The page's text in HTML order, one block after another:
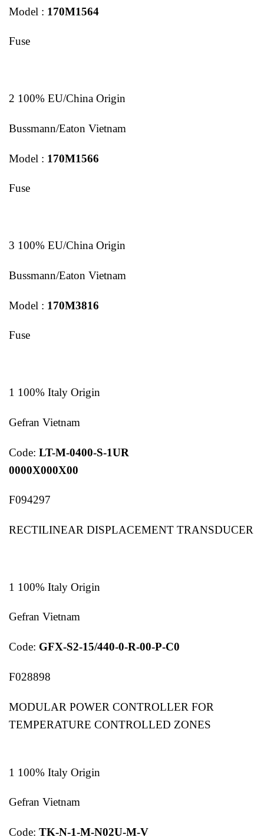
Model : 170M1564
Fuse
2 100% EU/China Origin
Bussmann/Eaton Vietnam
Model : 170M1566
Fuse
3 100% EU/China Origin
Bussmann/Eaton Vietnam
Model : 170M3816
Fuse
1 100% Italy Origin
Gefran Vietnam
Code: LT-M-0400-S-1UR
0000X000X00
F094297
RECTILINEAR DISPLACEMENT TRANSDUCER
1 100% Italy Origin
Gefran Vietnam
Code: GFX-S2-15/440-0-R-00-P-C0
F028898
MODULAR POWER CONTROLLER FOR
TEMPERATURE CONTROLLED ZONES
1 100% Italy Origin
Gefran Vietnam
Code: TK-N-1-M-N02U-M-V